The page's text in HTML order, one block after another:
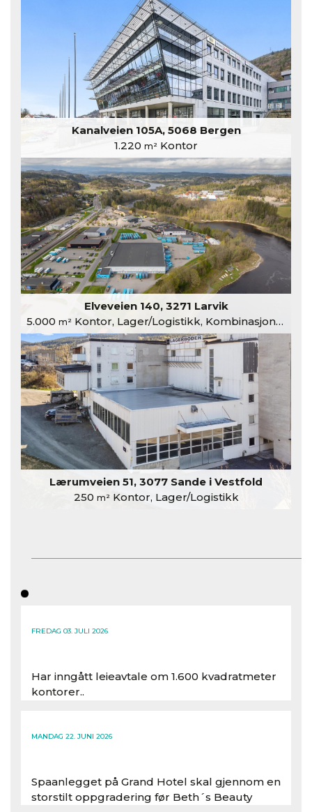
Kanalveien 105A, 5068 Bergen
1.220 m² Kontor
Elveveien 140, 3271 Larvik
5.000 m²Kontor, Lager/Logistikk, Kombinasjonslokaler
Lærumveien 51, 3077 Sande i Vestfold
250 m²Kontor, Lager/Logistikk
FREDAG 03. JULI 2026
Har inngått leieavtale om 1.600 kvadratmeter
kontorer..
MANDAG 22. JUNI 2026
Spaanlegget på Grand Hotel skal gjennom en
storstilt oppgradering før Beth´s Beauty